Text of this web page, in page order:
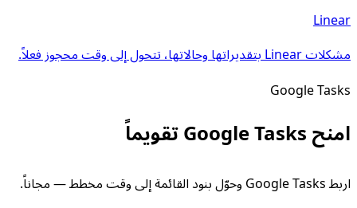
Linear
مشكلات Linear بتقديراتها وحالاتها، تتحول إلى وقت محجوز فعلاً.
Google Tasks
امنح Google Tasks تقويماً
اربط Google Tasks وحوّل بنود القائمة إلى وقت مخطط — مجاناً.